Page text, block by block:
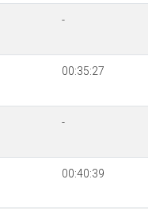
-
00:35:27
-
00:40:39